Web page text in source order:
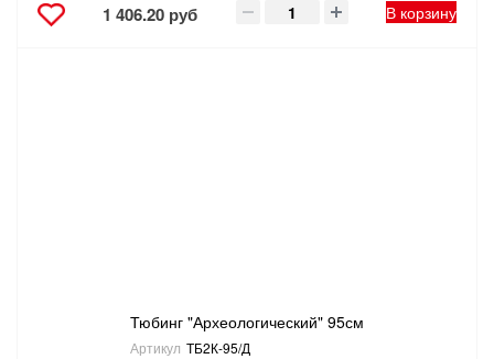
1 406.20 руб В корзину
Тюбинг "Археологический" 95см
Артикул ТБ2К-95/Д